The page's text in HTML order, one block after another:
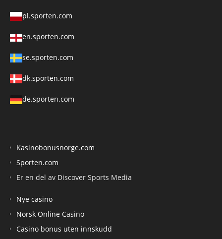
pl.sporten.com
en.sporten.com
se.sporten.com
dk.sporten.com
de.sporten.com
Kasinobonusnorge.com
Sporten.com
Er en del av Discover Sports Media
Nye casino
Norsk Online Casino
Casino bonus uten innskudd